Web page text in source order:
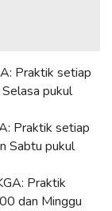
Praktik setiap
pukul
Praktik setiap
Sabtu pukul
Praktik
dan Minggu